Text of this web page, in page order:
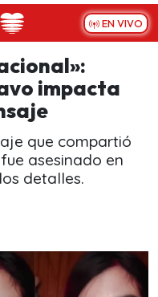
EN VIVO
impacta
que compartió
asesinado en
detalles.